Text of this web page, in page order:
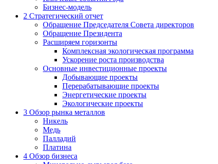
Бизнес-модель
2 Стратегический отчет
Обращение Председателя Совета директоров
Обращение Президента
Расширяем горизонты
Комплексная экологическая программа
Ускорение роста производства
Основные инвестиционные проекты
Добывающие проекты
Перерабатывающие проекты
Энергетические проекты
Экологические проекты
3 Обзор рынка металлов
Никель
Медь
Палладий
Платина
4 Обзор бизнеса